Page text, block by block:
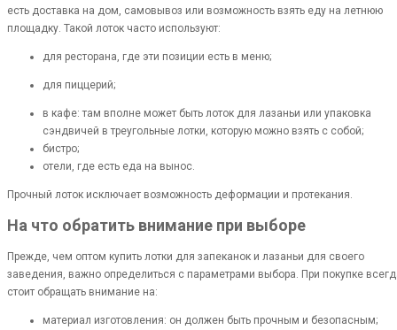
есть доставка на дом, самовывоз или возможность взять еду на летнюю
площадку. Такой лоток часто используют:
для ресторана, где эти позиции есть в меню;
для пиццерий;
в кафе: там вполне может быть лоток для лазаньи или упаковка
сэндвичей в треугольные лотки, которую можно взять с собой;
бистро;
отели, где есть еда на вынос.
Прочный лоток исключает возможность деформации и протекания.
На что обратить внимание при выборе
Прежде, чем оптом купить лотки для запеканок и лазаньи для своего
заведения, важно определиться с параметрами выбора. При покупке
стоит обращать внимание на:
материал изготовления: он должен быть прочным и безопасным;